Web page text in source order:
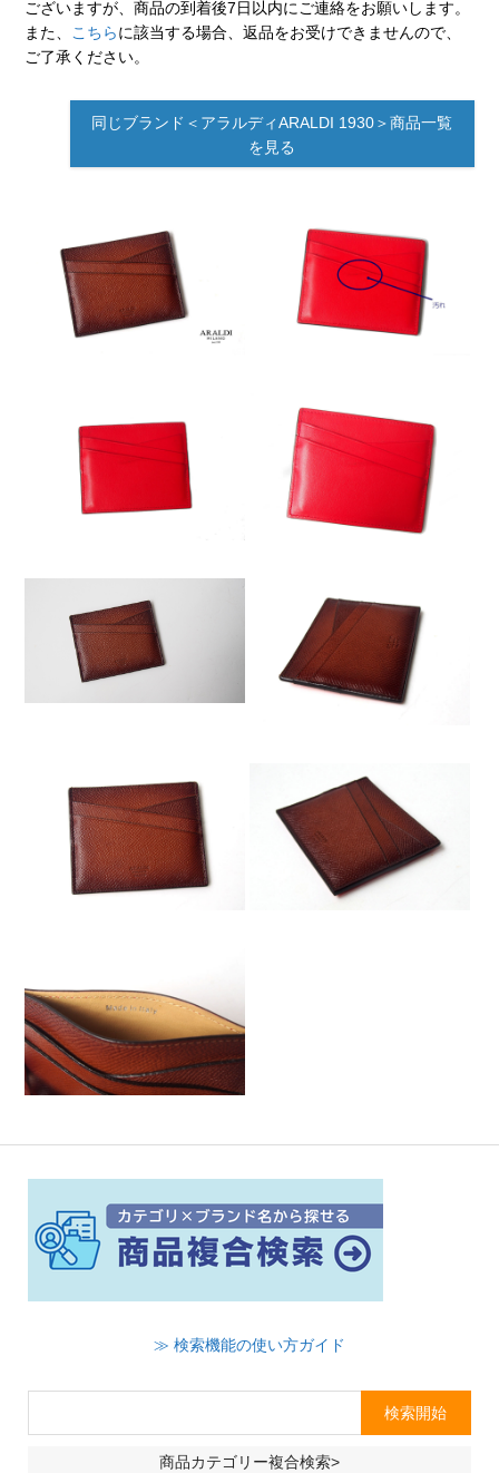
ございますが、商品の到着後7日以内にご連絡をお願いします。
また、
こちらに該当する場合、返品をお受けできませんので、
ご了承ください。
同じブランド＜アラルディARALDI 1930＞商品一覧
を見る
≫ 検索機能の使い方ガイド
商品カテゴリー複合検索>